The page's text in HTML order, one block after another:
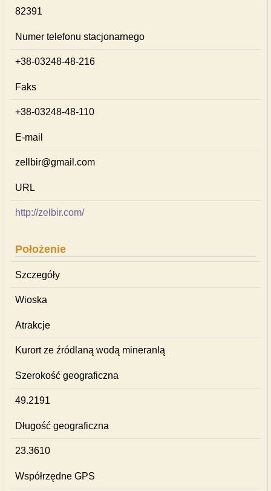
82391
Numer telefonu stacjonarnego
+38-03248-48-216
Faks
+38-03248-48-110
E-mail
zellbir@gmail.com
URL
http://zelbir.com/
Położenie
Szczegóły
Wioska
Atrakcje
Kurort ze źródlaną wodą mineranlą
Szerokość geograficzna
49.2191
Długość geograficzna
23.3610
Współrzędne GPS